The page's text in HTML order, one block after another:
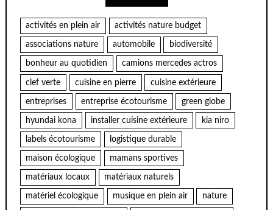
activités en plein air activités nature budget
associations nature automobile biodiversité
bonheur au quotidien camions mercedes actros
clef verte cuisine en pierre cuisine extérieure
entreprises entreprise écotourisme green globe
hyundai kona installer cuisine extérieure kia niro
labels écotourisme logistique durable
maison écologique mamans sportives
matériaux locaux matériaux naturels
matériel écologique musique en plein air nature